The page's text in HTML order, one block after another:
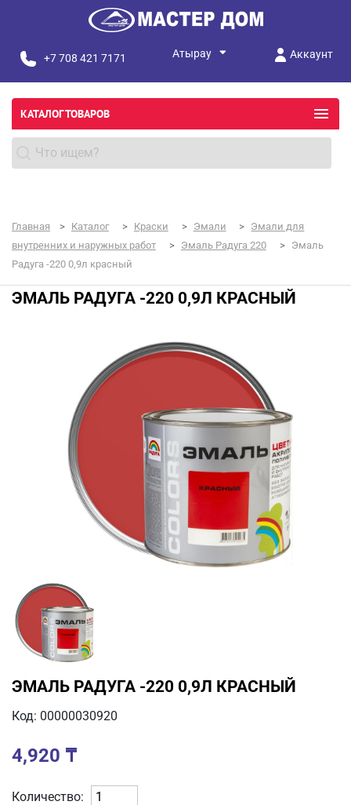
+7 708 421 7171 Аккаунт
КАТАЛОГ ТОВАРОВ
Главная Каталог Краски Эмали
Эмали для
внутренних и наружных работ
Эмаль Радуга 220
Эмаль
Радуга -220 0,9л красный
ЭМАЛЬ РАДУГА -220 0,9Л КРАСНЫЙ
ЭМАЛЬ РАДУГА -220 0,9Л КРАСНЫЙ
Код: 00000030920
4,920 ₸
Количество: